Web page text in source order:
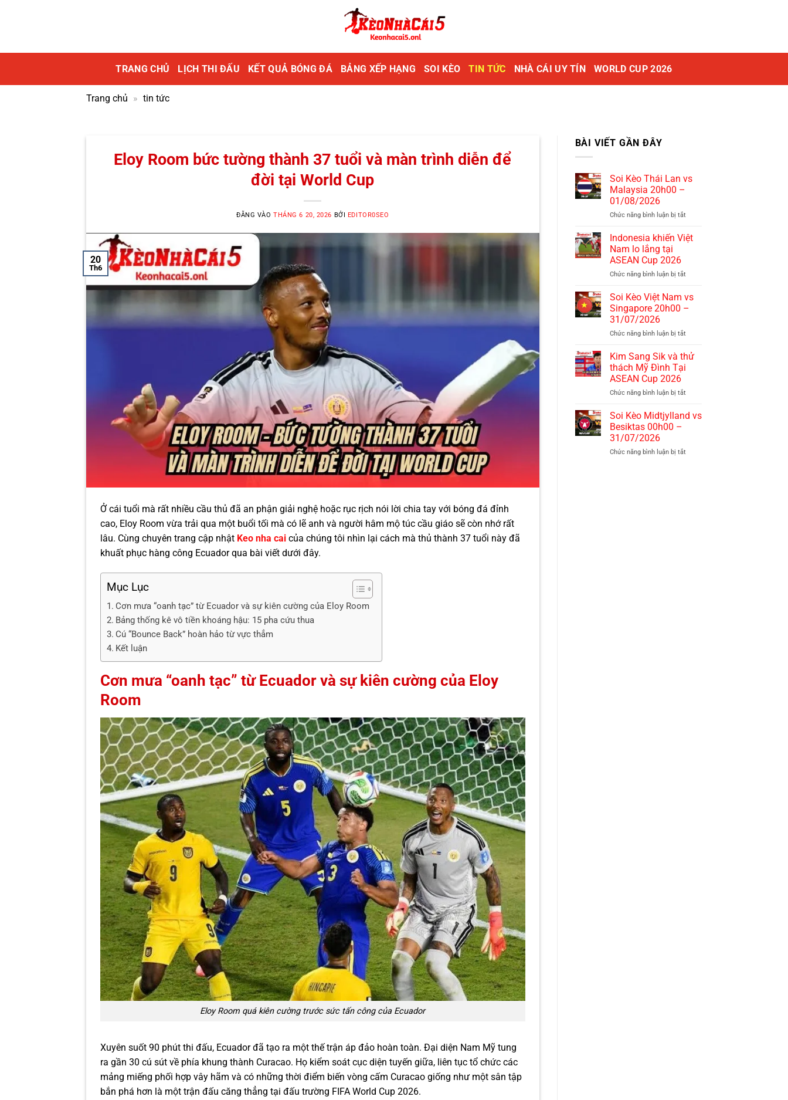
dung
TRANG CHỦ
LỊCH THI ĐẤU KẾT QUẢ BÓNG ĐÁ BẢNG XẾP HẠNG SOI KÈO TIN TỨC NHÀ CÁI UY TÍN WORLD CUP 2026
Trang chủ » tin tức
Eloy Room bức tường thành 37 tuổi và màn trình diễn để
đời tại World Cup
ĐĂNG VÀOTHÁNG 6 20, 2026 BỞI EDITOR0SEO
20
Th6
Ở cái tuổi mà rất nhiều cầu thủ đã an phận giải nghệ hoặc rục rịch nói lời chia tay với bóng đá đỉnh
cao, Eloy Room vừa trải qua một buổi tối mà có lẽ anh và người hâm mộ túc cầu giáo sẽ còn nhớ rất
lâu. Cùng chuyên trang cập nhật Keo nha cai của chúng tôi nhìn lại cách mà thủ thành 37 tuổi này đã
khuất phục hàng công Ecuador qua bài viết dưới đây.
Mục Lục
Cơn mưa “oanh tạc” từ Ecuador và sự kiên cường của Eloy Room
Bảng thống kê vô tiền khoáng hậu: 15 pha cứu thua
Cú “Bounce Back” hoàn hảo từ vực thẳm
Kết luận
Cơn mưa “oanh tạc” từ Ecuador và sự kiên cường của Eloy
Room
Eloy Room quá kiên cường trước sức tấn công của Ecuador
Xuyên suốt 90 phút thi đấu, Ecuador đã tạo ra một thế trận áp đảo hoàn toàn. Đại diện Nam Mỹ tung
ra gần 30 cú sút về phía khung thành Curacao. Họ kiểm soát cục diện tuyến giữa, liên tục tổ chức các
mảng miếng phối hợp vây hãm và có những thời điểm biến vòng cấm Curacao giống như một sân tập
bắn phá hơn là một trận đấu căng thẳng tại đấu trường FIFA World Cup 2026.
BÀI VIẾT GẦN ĐÂY
Soi Kèo Thái Lan vs
Malaysia 20h00 –
01/08/2026
Chức năng bình luận bị tắtở
Kèo
Thái
Malaysia
–
Indonesia khiến Việt
Nam lo lắng tại
ASEAN Cup 2026
Chức năng bình luận bị tắtở
khiến
lắng
ASEAN
Soi Kèo Việt Nam vs
Singapore 20h00 –
31/07/2026
Chức năng bình luận bị tắtở
Kèo
Singapore
–
Kim Sang Sik và thử
thách Mỹ Đình Tại
ASEAN Cup 2026
Chức năng bình luận bị tắtở
Sang
thách
Soi Kèo Midtjylland vs
Besiktas 00h00 –
31/07/2026
Chức năng bình luận bị tắtở